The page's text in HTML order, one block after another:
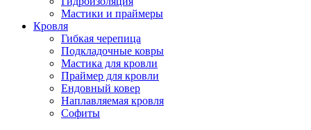
Мастики и праймеры
Кровля
Гибкая черепица
Подкладочные ковры
Мастика для кровли
Праймер для кровли
Ендовный ковер
Наплавляемая кровля
Софиты